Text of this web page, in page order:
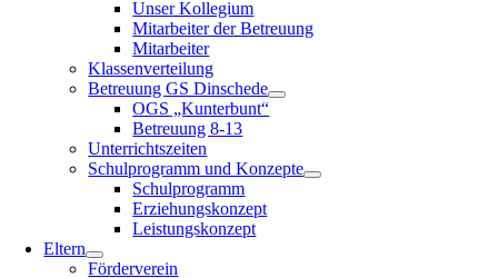
Unser Kollegium
Mitarbeiter der Betreuung
Mitarbeiter
Klassenverteilung
Betreuung GS Dinschede
OGS „Kunterbunt“
Betreuung 8-13
Unterrichtszeiten
Schulprogramm und Konzepte
Schulprogramm
Erziehungskonzept
Leistungskonzept
Eltern
Förderverein